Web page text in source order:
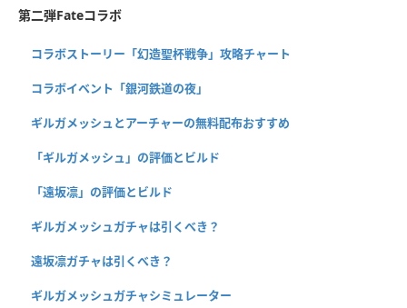
第二弾Fateコラボ
コラボストーリー「幻造聖杯戦争」攻略チャート
コラボイベント「銀河鉄道の夜」
ギルガメッシュとアーチャーの無料配布おすすめ
「ギルガメッシュ」の評価とビルド
「遠坂凛」の評価とビルド
ギルガメッシュガチャは引くべき？
遠坂凛ガチャは引くべき？
ギルガメッシュガチャシミュレーター